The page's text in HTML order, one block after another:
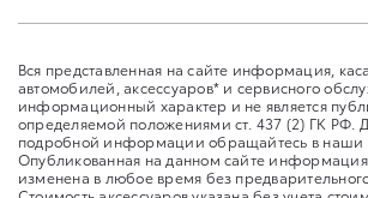
Вся представленная на сайте информация,
автомобилей, аксессуаров* и сервисного
информационный характер и не является
определяемой положениями ст. 437 (2) ГК РФ.
подробной информации обращайтесь в наши
Опубликованная на данном сайте
изменена в любое время без